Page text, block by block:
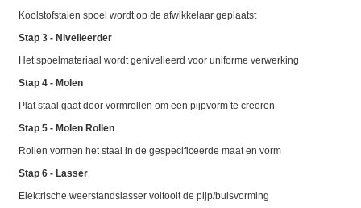
Koolstofstalen spoel wordt op de afwikkelaar geplaatst
Stap 3 - Nivelleerder
Het spoelmateriaal wordt genivelleerd voor uniforme verwerking
Stap 4 - Molen
Plat staal gaat door vormrollen om een pijpvorm te creëren
Stap 5 - Molen Rollen
Rollen vormen het staal in de gespecificeerde maat en vorm
Stap 6 - Lasser
Elektrische weerstandslasser voltooit de pijp/buisvorming